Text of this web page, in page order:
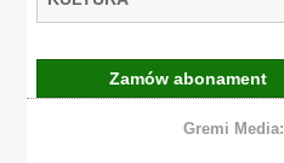
Zamów abonament
Gremi Media: